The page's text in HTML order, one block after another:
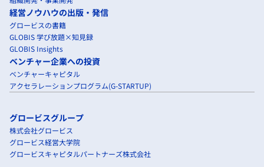
経営ノウハウの出版・発信
グロービスの書籍
GLOBIS 学び放題×知見録
GLOBIS Insights
ベンチャー企業への投資
ベンチャーキャピタル
アクセラレーションプログラム(G-STARTUP)
グロービスグループ
株式会社グロービス
グロービス経営大学院
グロービスキャピタルパートナーズ株式会社